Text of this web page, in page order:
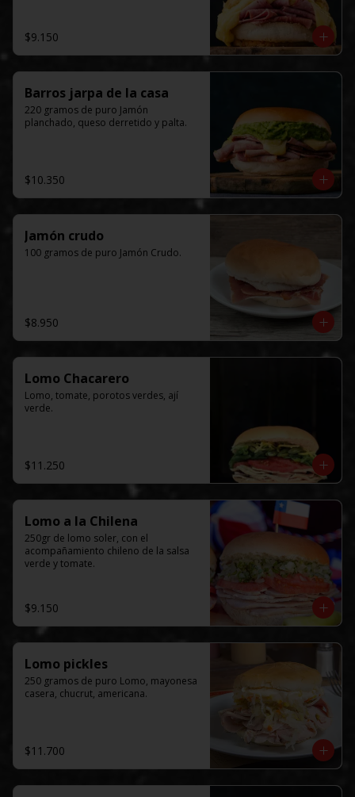
$9.150
Barros jarpa de la casa
220 gramos de puro Jamón
planchado, queso derretido y palta.
$10.350
Jamón crudo
100 gramos de puro Jamón Crudo.
$8.950
Lomo Chacarero
Lomo, tomate, porotos verdes, ají
verde.
$11.250
Lomo a la Chilena
250gr de lomo soler, con el
acompañamiento chileno de la salsa
verde y tomate.
$9.150
Lomo pickles
250 gramos de puro Lomo, mayonesa
casera, chucrut, americana.
$11.700